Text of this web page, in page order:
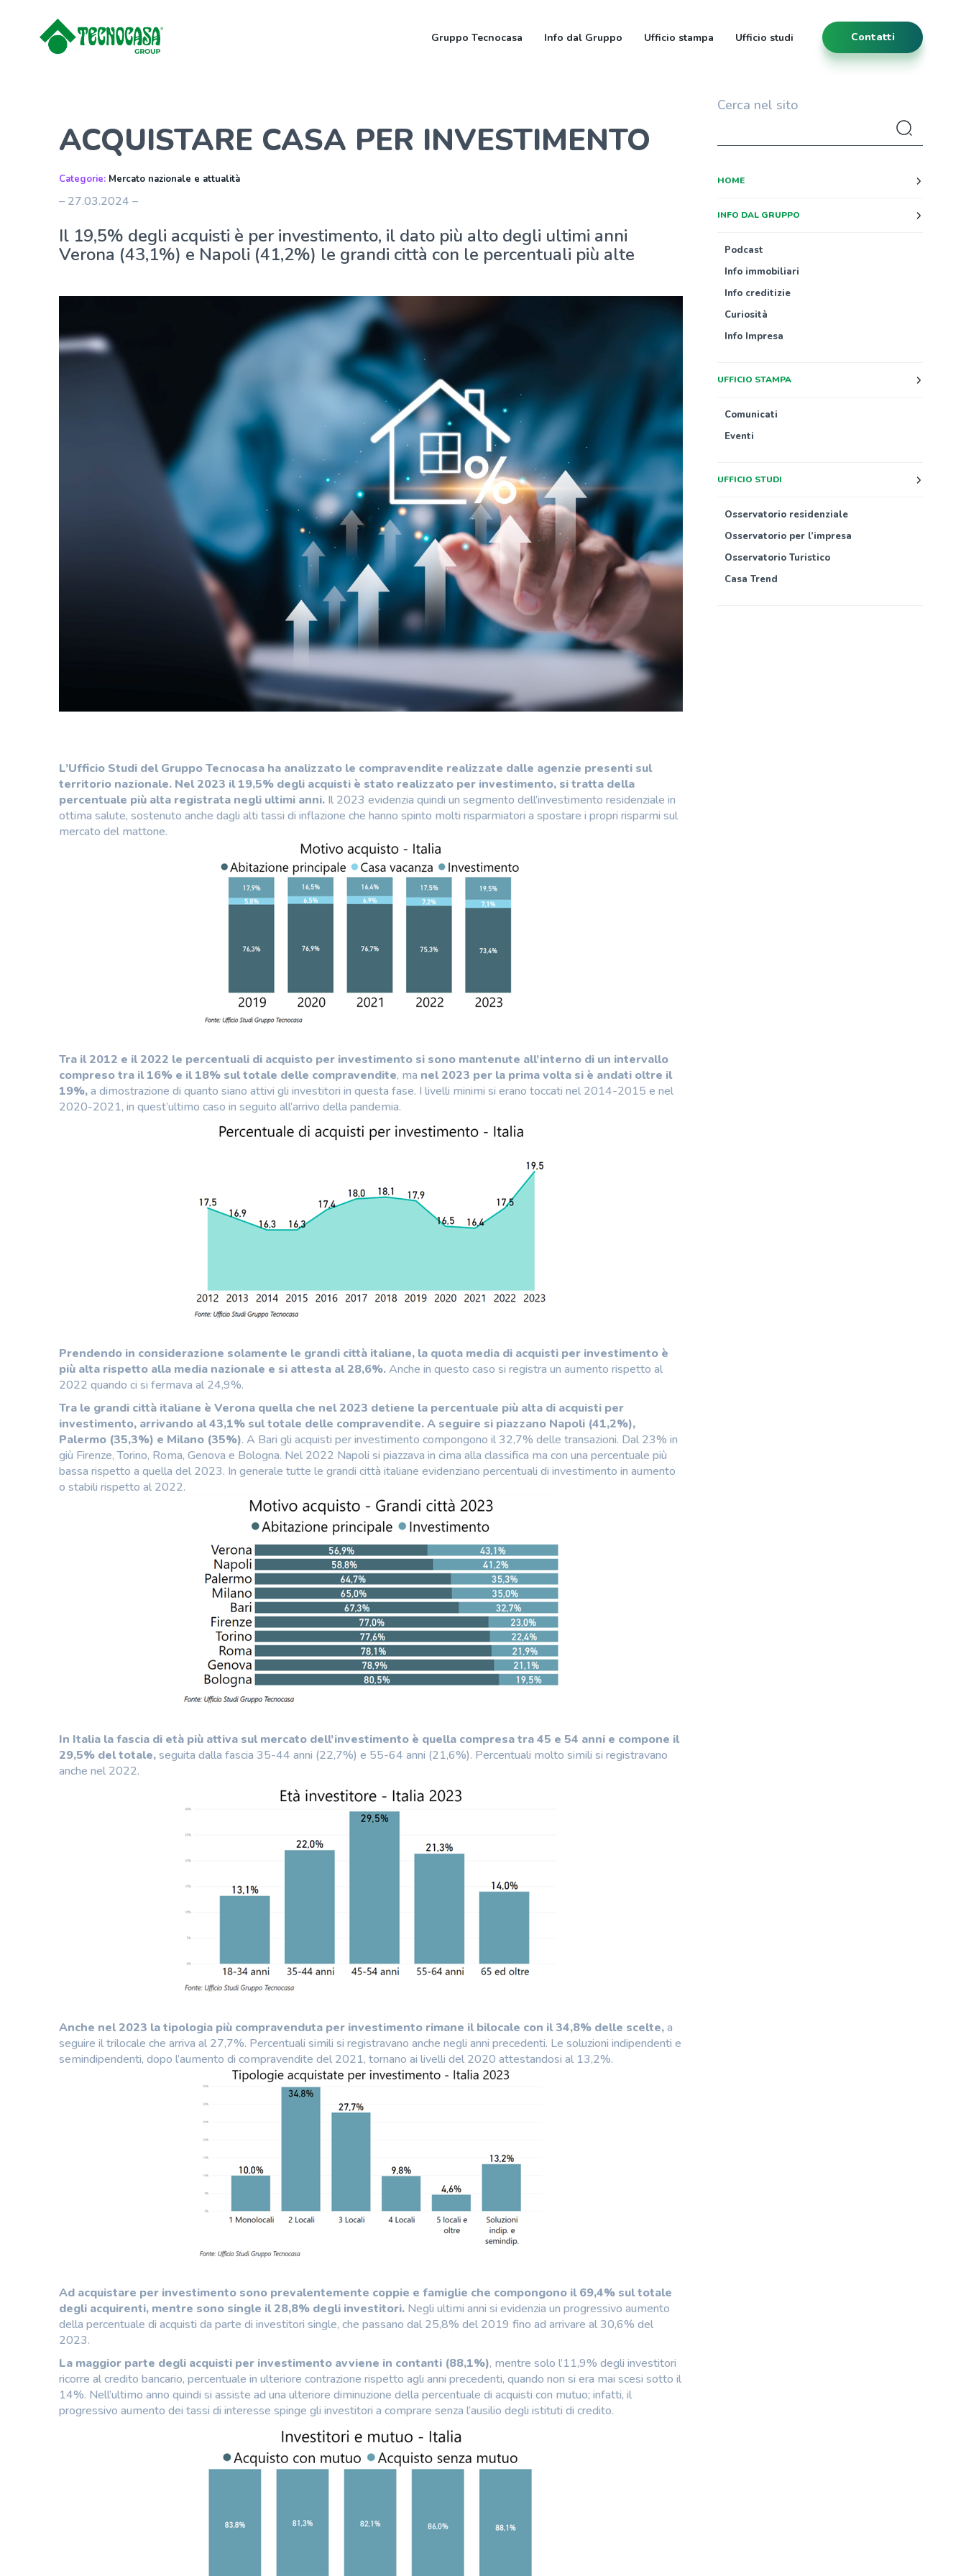
Contatti
Gruppo Tecnocasa Info dal Gruppo Ufficio stampa Ufficio studi
ACQUISTARE CASA PER INVESTIMENTO
Categorie: Mercato nazionale e attualità
– 27.03.2024 –
Il 19,5% degli acquisti è per investimento, il dato più alto degli ultimi anni
Verona (43,1%) e Napoli (41,2%) le grandi città con le percentuali più alte
L’Ufficio Studi del Gruppo Tecnocasa ha analizzato le compravendite realizzate dalle agenzie presenti sul
territorio nazionale. Nel 2023 il 19,5% degli acquisti è stato realizzato per investimento, si tratta della
percentuale più alta registrata negli ultimi anni. Il 2023 evidenzia quindi un segmento dell’investimento residenziale in
ottima salute, sostenuto anche dagli alti tassi di inflazione che hanno spinto molti risparmiatori a spostare i propri risparmi sul
mercato del mattone.
Tra il 2012 e il 2022 le percentuali di acquisto per investimento si sono mantenute all’interno di un intervallo
compreso tra il 16% e il 18% sul totale delle compravendite, ma nel 2023 per la prima volta si è andati oltre il
19%,a dimostrazione di quanto siano attivi gli investitori in questa fase. I livelli minimi si erano toccati nel 2014-2015 e nel
2020-2021, in quest’ultimo caso in seguito all’arrivo della pandemia.
Prendendo in considerazione solamente le grandi città italiane, la quota media di acquisti per investimento è
più alta rispetto alla media nazionale e si attesta al 28,6%.Anche in questo caso si registra un aumento rispetto al
2022 quando ci si fermava al 24,9%.
Tra le grandi città italiane è Verona quella che nel 2023 detiene la percentuale più alta di acquisti per
investimento, arrivando al 43,1% sul totale delle compravendite.A seguire si piazzano Napoli (41,2%),
Palermo (35,3%) e Milano (35%). A Bari gli acquisti per investimento compongono il 32,7% delle transazioni. Dal 23% in
giù Firenze, Torino, Roma, Genova e Bologna. Nel 2022 Napoli si piazzava in cima alla classifica ma con una percentuale più
bassa rispetto a quella del 2023. In generale tutte le grandi città italiane evidenziano percentuali di investimento in aumento
o stabili rispetto al 2022.
In Italia la fascia di età più attiva sul mercato dell’investimento è quella compresa tra 45 e 54 anni e compone il
29,5% del totale,seguita dalla fascia 35-44 anni (22,7%) e 55-64 anni (21,6%). Percentuali molto simili si registravano
anche nel 2022.
Anche nel 2023 la tipologia più compravenduta per investimento rimane il bilocale con il 34,8% delle scelte,a
seguire il trilocale che arriva al 27,7%. Percentuali simili si registravano anche negli anni precedenti. Le soluzioni indipendenti e
semindipendenti, dopo l’aumento di compravendite del 2021, tornano ai livelli del 2020 attestandosi al 13,2%.
Ad acquistare per investimento sono prevalentemente coppie e famiglie che compongono il 69,4% sul totale
degli acquirenti, mentre sono single il 28,8% degli investitori. Negli ultimi anni si evidenzia un progressivo aumento
della percentuale di acquisti da parte di investitori single, che passano dal 25,8% del 2019 fino ad arrivare al 30,6% del
2023.
La maggior parte degli acquisti per investimento avviene in contanti (88,1%), mentre solo l’11,9% degli investitori
ricorre al credito bancario, percentuale in ulteriore contrazione rispetto agli anni precedenti, quando non si era mai scesi sotto il
14%. Nell’ultimo anno quindi si assiste ad una ulteriore diminuzione della percentuale di acquisti con mutuo; infatti, il
progressivo aumento dei tassi di interesse spinge gli investitori a comprare senza l’ausilio degli istituti di credito.
Cerca nel sito
HOME
INFO DAL GRUPPO
Podcast
Info immobiliari
Info creditizie
Curiosità
Info Impresa
UFFICIO STAMPA
Comunicati
Eventi
UFFICIO STUDI
Osservatorio residenziale
Osservatorio per l’impresa
Osservatorio Turistico
Casa Trend